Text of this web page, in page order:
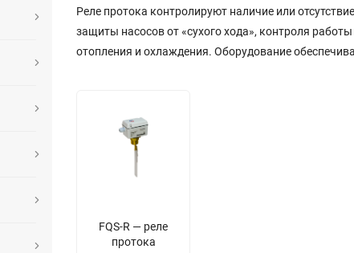
Реле протока контролируют наличие или
защиты насосов от «сухого хода», контроля
отопления и охлаждения. Оборудование
FQS-R — реле
протока